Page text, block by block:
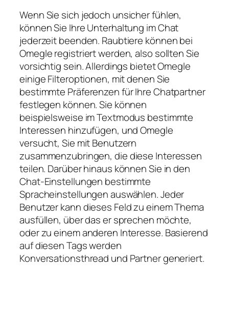
Wenn Sie sich jedoch unsicher fühlen,
können Sie Ihre Unterhaltung im Chat
jederzeit beenden. Raubtiere können bei
Omegle registriert werden, also sollten Sie
vorsichtig sein. Allerdings bietet Omegle
einige Filteroptionen, mit denen Sie
bestimmte Präferenzen für Ihre Chatpartner
festlegen können. Sie können
beispielsweise im Textmodus bestimmte
Interessen hinzufügen, und Omegle
versucht, Sie mit Benutzern
zusammenzubringen, die diese Interessen
teilen. Darüber hinaus können Sie in den
Chat-Einstellungen bestimmte
Spracheinstellungen auswählen. Jeder
Benutzer kann dieses Feld zu einem Thema
ausfüllen, über das er sprechen möchte,
oder zu einem anderen Interesse. Basierend
auf diesen Tags werden
Konversationsthread und Partner generiert.